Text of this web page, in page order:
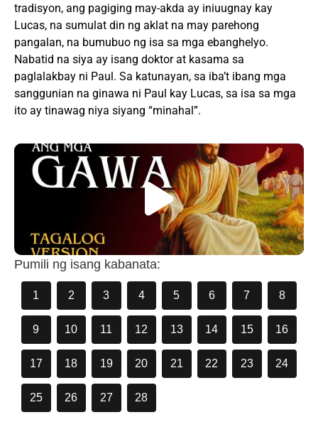
tradisyon, ang pagiging may-akda ay iniuugnay kay
Lucas, na sumulat din ng aklat na may parehong
pangalan, na bumubuo ng isa sa mga ebanghelyo.
Nabatid na siya ay isang doktor at kasama sa
paglalakbay ni Paul. Sa katunayan, sa iba’t ibang mga
sanggunian na ginawa ni Paul kay Lucas, sa isa sa mga
ito ay tinawag niya siyang “minahal”.
Pumili ng isang kabanata:
1 2 3 4 5 6 7 8
9 10 11 12 13 14 15 16
17 18 19 20 21 22 23 24
25 26 27 28